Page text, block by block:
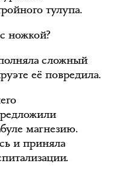
тулупа.
ножкой?
сложный
её повредила.
магнезию.
и приняла